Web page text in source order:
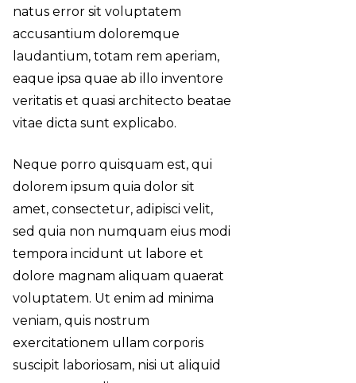
natus error sit voluptatem
accusantium doloremque
laudantium, totam rem aperiam,
eaque ipsa quae ab illo inventore
veritatis et quasi architecto beatae
vitae dicta sunt explicabo.
Neque porro quisquam est, qui
dolorem ipsum quia dolor sit
amet, consectetur, adipisci velit,
sed quia non numquam eius modi
tempora incidunt ut labore et
dolore magnam aliquam quaerat
voluptatem. Ut enim ad minima
veniam, quis nostrum
exercitationem ullam corporis
suscipit laboriosam, nisi ut aliquid